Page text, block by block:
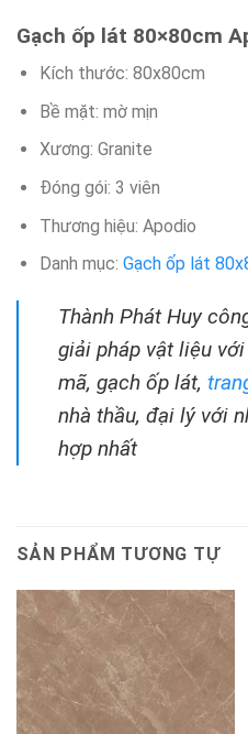
Gạch ốp lát 80×80cm
Kích thước: 80x80cm
Bề mặt: mờ mịn
Xương: Granite
Đóng gói: 3 viên
Thương hiệu: Apodio
Danh mục: Gạch ốp lát
Thành Phát Huy
giải pháp vật liệu
mã, gạch ốp lát,
nhà thầu, đại lý với
hợp nhất
SẢN PHẨM TƯƠNG TỰ